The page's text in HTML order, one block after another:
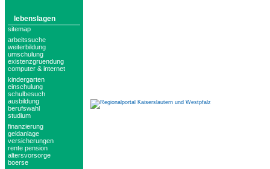
lebenslagen
sitemap
arbeitssuche
weiterbildung
umschulung
existenzgruendung
computer & internet
kindergarten
einschulung
schulbesuch
ausbildung
berufswahl
studium
finanzierung
geldanlage
versicherungen
rente pension
altersvorsorge
boerse